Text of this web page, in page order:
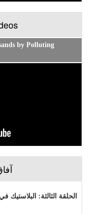
by Polluting
الحلقة الثالثة: